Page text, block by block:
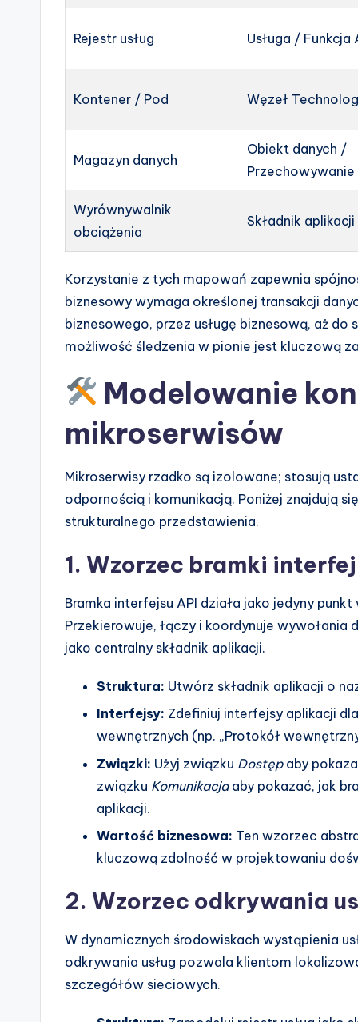
Rejestr usług Usługa / Funkcja
Kontener / Pod Węzeł
Magazyn danych
Obiekt danych /
Przechowywanie
Wyrównywalnik
obciążenia
Składnik aplikacji
Korzystanie z tych mapowań zapewnia
biznesowy wymaga określonej transakcji
biznesowego, przez usługę biznesową, aż do
możliwość śledzenia w pionie jest kluczową
Modelowanie
mikroserwisów
Mikroserwisy rzadko są izolowane; stosują
odpornością i komunikacją. Poniżej znajdują
strukturalnego przedstawienia.
1. Wzorzec bramki
Bramka interfejsu API działa jako jedyny
Przekierowuje, łączy i koordynuje
jako centralny składnik aplikacji.
Struktura: Utwórz składnik aplikacji o
Interfejsy: Zdefiniuj interfejsy aplikacji
wewnętrznych (np. „Protokół
Związki: Użyj związku Dostępaby
związku Komunikacjaaby pokazać, jak
aplikacji.
Wartość biznesowa: Ten wzorzec
kluczową zdolność w projektowaniu
2. Wzorzec odkrywania
W dynamicznych środowiskach wystąpienia
odkrywania usług pozwala klientom
szczegółów sieciowych.